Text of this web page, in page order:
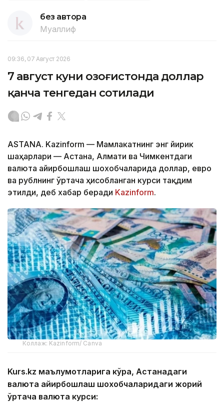
без автора
Муаллиф
09:36, 07 Август 2026
7 август куни Қозоғистонда доллар
қанча тенгедан сотилади
ASTANA. Kazinform — Мамлакатнинг энг йирик
шаҳарлари — Астана, Алмати ва Чимкентдаги
валюта айирбошлаш шохобчаларида доллар, евро
ва рублнинг ўртача ҳисобланган курси тақдим
этилди, деб хабар беради Kazinform.
Коллаж: Kazinform/ Canva
Kurs.kz маълумотларига кўра, Астанадаги
валюта айирбошлаш шохобчаларидаги жорий
ўртача валюта курси: